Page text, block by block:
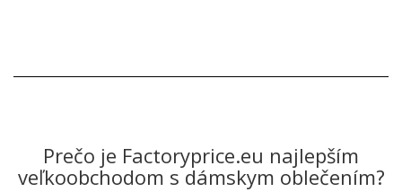
Prečo je Factoryprice.eu najlepším
veľkoobchodom s dámskym oblečením?